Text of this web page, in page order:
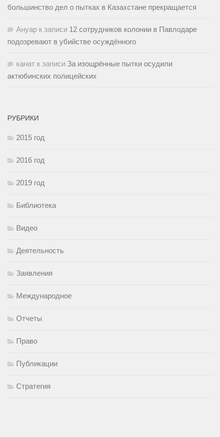
большинство дел о пытках в Казахстане прекращается
Ануар к записи 12 сотрудников колонии в Павлодаре
подозревают в убийстве осуждённого
канат к записи За изощрённые пытки осудили
актюбинских полицейских
РУБРИКИ
2015 год
2016 год
2019 год
Библиотека
Видео
Деятельность
Заявления
Международное
Отчеты
Право
Публикации
Стратегия